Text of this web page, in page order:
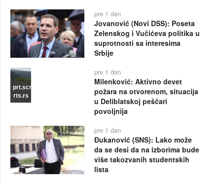
pre 1 dan
Jovanović (Novi DSS): Poseta
Zelenskog i Vučićeva politika u
suprotnosti sa interesima
Srbije
prt.scr
rts.rs
pre 1 dan
Milenković: Aktivno devet
požara na otvorenom, situacija
u Deliblatskoj peščari
povoljnija
pre 1 dan
Đukanović (SNS): Lako može
da se desi da na izborima bude
više takozvanih studentskih
lista